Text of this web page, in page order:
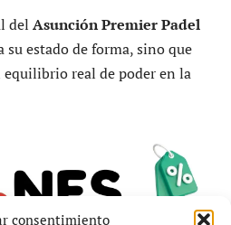
consentimiento
del Asunción Premier Padel
su estado de forma, sino que
equilibrio real de poder en la